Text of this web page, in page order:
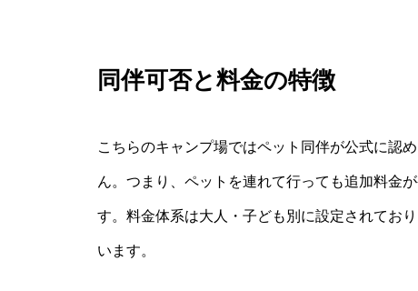
同伴可否と料金の特徴
こちらのキャンプ場ではペット同伴が公式に認
ん。つまり、ペットを連れて行っても追加料金
す。料金体系は大人・子ども別に設定されてお
います。